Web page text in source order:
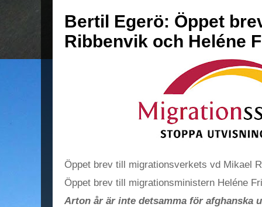
Bertil Egerö: ​Öppet
Ribbenvik och Heléne
Öppet brev till migrationsverkets vd Mikael
Öppet brev till migrationsministern Heléne
Arton år är inte detsamma för afghanska